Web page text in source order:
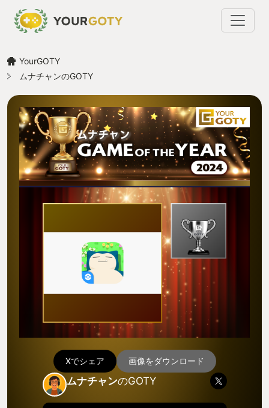
YourGOTY
ムナチャンのGOTY
Xでシェア 画像をダウンロード
ムナチャンのGOTY